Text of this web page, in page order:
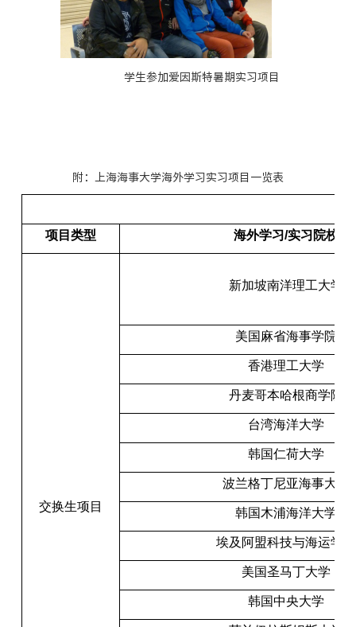
学生参加爱因斯特暑期实习项目
附：上海海事大学海外学习实习项目一览表
项目类型 海外学习/实习院校
交换生项目
新加坡南洋理工大学
美国麻省海事学院
香港理工大学
丹麦哥本哈根商学院
台湾海洋大学
韩国仁荷大学
波兰格丁尼亚海事大学
韩国木浦海洋大学
埃及阿盟科技与海运学院
美国圣马丁大学
韩国中央大学